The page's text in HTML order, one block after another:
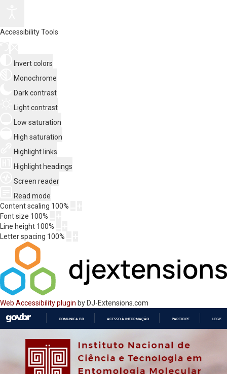
Accessibility Tools
Invert colors
Monochrome
Dark contrast
Light contrast
Low saturation
High saturation
Highlight links
Highlight headings
Screen reader
Read mode
Content scaling 100%
Font size 100%
Line height 100%
Letter spacing 100%
Web Accessibility plugin by DJ-Extensions.com
O
COMUNICA BR ACESSO À INFORMAÇÃO PARTICIPE